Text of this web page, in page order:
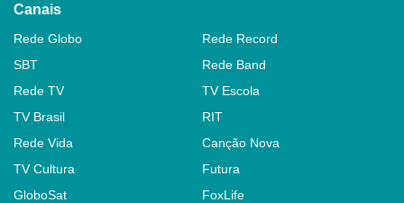
Canais
Rede Globo
Rede Record
SBT
Rede Band
Rede TV
TV Escola
TV Brasil
RIT
Rede Vida
Canção Nova
TV Cultura
Futura
GloboSat
FoxLife